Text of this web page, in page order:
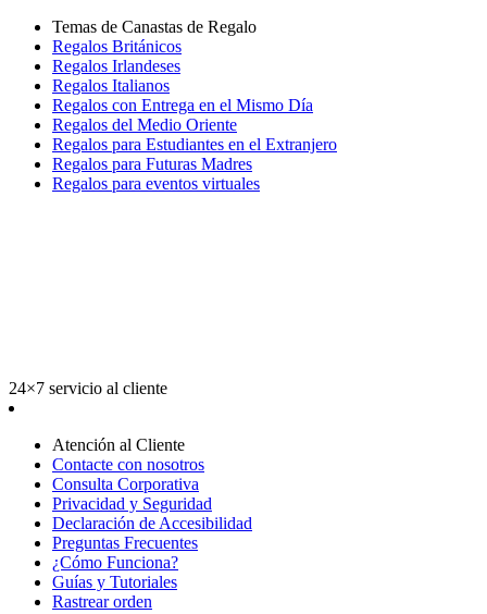
Temas de Canastas de Regalo
Regalos Británicos
Regalos Irlandeses
Regalos Italianos
Regalos con Entrega en el Mismo Día
Regalos del Medio Oriente
Regalos para Estudiantes en el Extranjero
Regalos para Futuras Madres
Regalos para eventos virtuales
24×7 servicio al cliente
Atención al Cliente
Contacte con nosotros
Consulta Corporativa
Privacidad y Seguridad
Declaración de Accesibilidad
Preguntas Frecuentes
¿Cómo Funciona?
Guías y Tutoriales
Rastrear orden